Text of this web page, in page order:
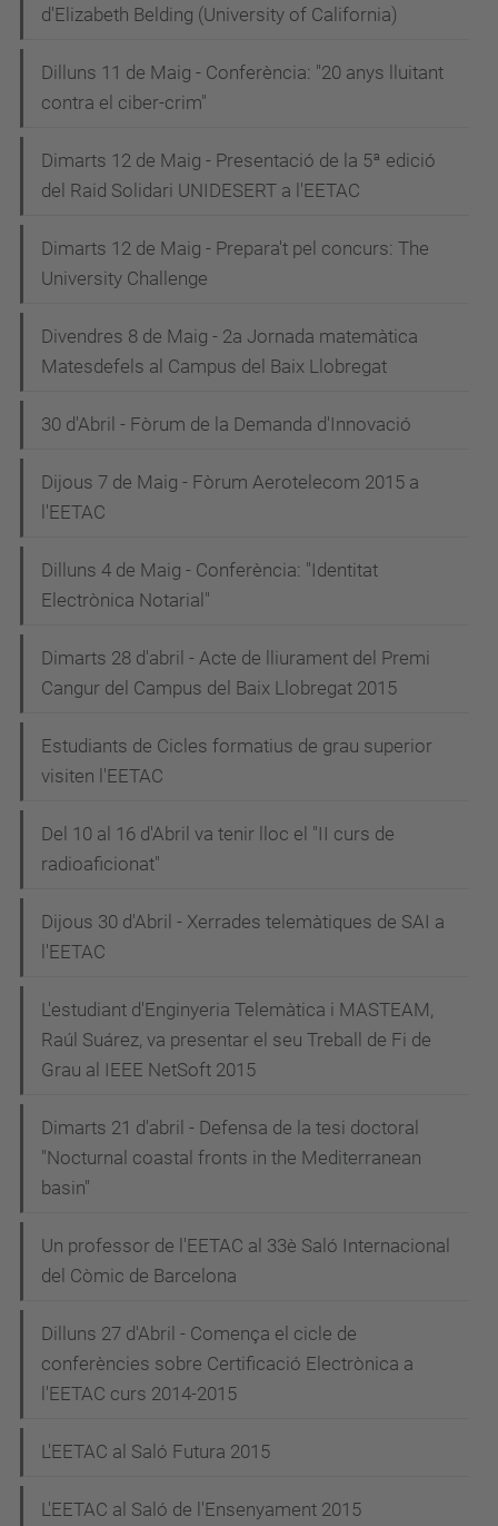
d'Elizabeth Belding (University of California)
Dilluns 11 de Maig - Conferència: "20 anys lluitant
contra el ciber-crim"
Dimarts 12 de Maig - Presentació de la 5ª edició
del Raid Solidari UNIDESERT a l'EETAC
Dimarts 12 de Maig - Prepara't pel concurs: The
University Challenge
Divendres 8 de Maig - 2a Jornada matemàtica
Matesdefels al Campus del Baix Llobregat
30 d'Abril - Fòrum de la Demanda d'Innovació
Dijous 7 de Maig - Fòrum Aerotelecom 2015 a
l'EETAC
Dilluns 4 de Maig - Conferència: "Identitat
Electrònica Notarial"
Dimarts 28 d'abril - Acte de lliurament del Premi
Cangur del Campus del Baix Llobregat 2015
Estudiants de Cicles formatius de grau superior
visiten l'EETAC
Del 10 al 16 d'Abril va tenir lloc el "II curs de
radioaficionat"
Dijous 30 d'Abril - Xerrades telemàtiques de SAI a
l'EETAC
L'estudiant d'Enginyeria Telemàtica i MASTEAM,
Raúl Suárez, va presentar el seu Treball de Fi de
Grau al IEEE NetSoft 2015
Dimarts 21 d'abril - Defensa de la tesi doctoral
"Nocturnal coastal fronts in the Mediterranean
basin"
Un professor de l'EETAC al 33è Saló Internacional
del Còmic de Barcelona
Dilluns 27 d'Abril - Comença el cicle de
conferències sobre Certificació Electrònica a
l'EETAC curs 2014-2015
L'EETAC al Saló Futura 2015
L'EETAC al Saló de l'Ensenyament 2015